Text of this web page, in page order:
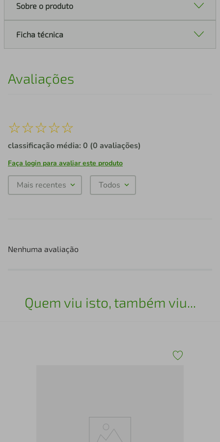
Sobre o produto
Ficha técnica
Avaliações
☆☆☆☆☆
classificação média: 0 (0 avaliações)
Faça login para avaliar este produto
Mais recentes Todos
Nenhuma avaliação
Quem viu isto, também viu...